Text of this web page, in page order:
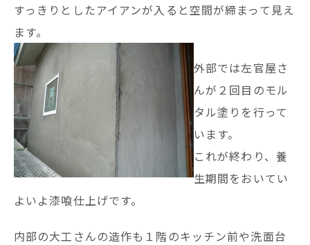
すっきりとしたアイアンが入ると空間が締まって見え
ます。
外部では左官屋さ
んが２回目のモル
タル塗りを行って
います。
これが終わり、養
生期間をおいてい
よいよ漆喰仕上げです。
内部の大工さんの造作も１階のキッチン前や洗面台